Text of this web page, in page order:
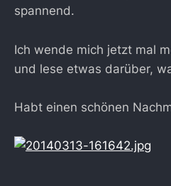
spannend.
Ich wende mich jetzt mal
und lese etwas darüber,
Habt einen schönen